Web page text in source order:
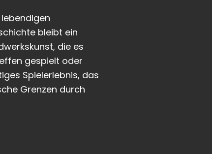
bleibt ein
die es
gespielt oder
Spielerlebnis, das
Grenzen durch